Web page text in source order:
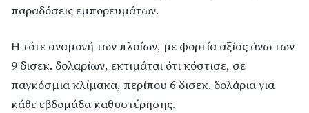
παραδόσεις εμπορευμάτων.
Η τότε αναμονή των πλοίων, με φορτία αξίας άνω των
9 δισεκ. δολαρίων, εκτιμάται ότι κόστισε, σε
παγκόσμια κλίμακα, περίπου 6 δισεκ. δολάρια για
κάθε εβδομάδα καθυστέρησης.